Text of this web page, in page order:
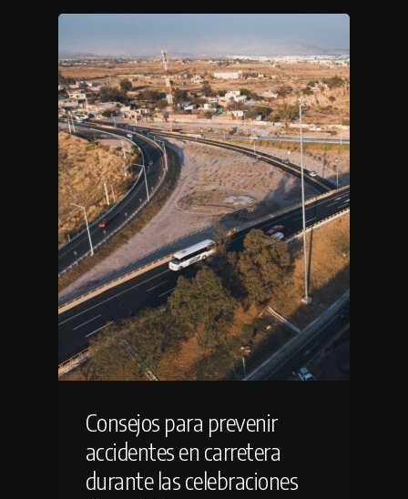
Consejos para prevenir
accidentes en carretera
durante las celebraciones